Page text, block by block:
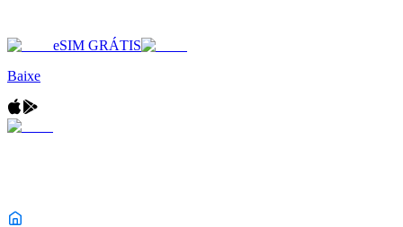
eSIM GRÁTIS
Baixe